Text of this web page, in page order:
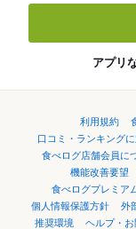
アプリ
利用規約
口コミ・ランキング
食べログ店舗会員に
機能改善要望
食べログプレミア
個人情報保護方針
外
推奨環境
ヘルプ・